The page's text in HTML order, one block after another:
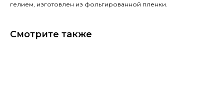
гелием, изготовлен из фольгированной пленки.
Смотрите также